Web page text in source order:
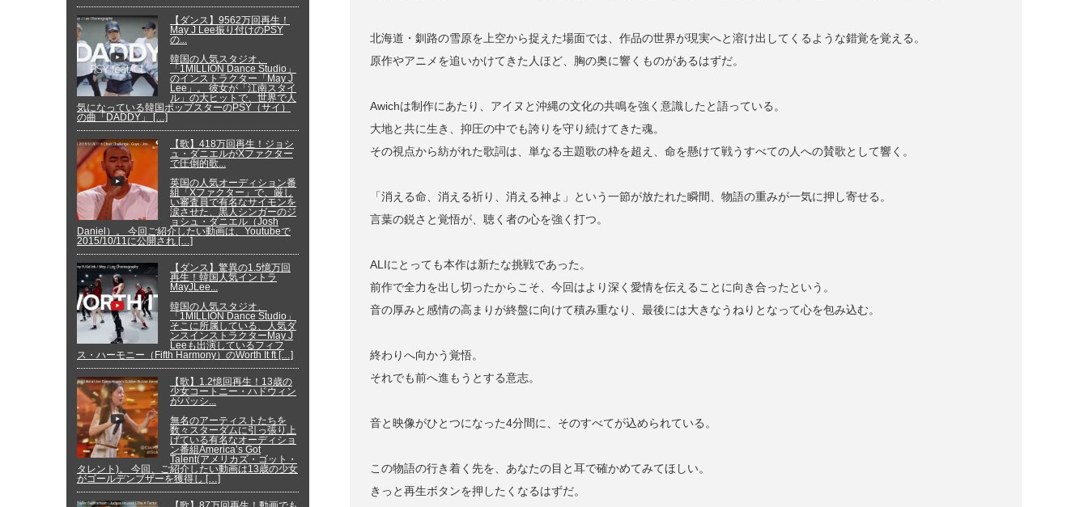
北海道・釧路の雪原を上空から捉えた場面では、作品の世界が現実へと溶け出してくるような錯覚を覚える。
原作やアニメを追いかけてきた人ほど、胸の奥に響くものがあるはずだ。
Awichは制作にあたり、アイヌと沖縄の文化の共鳴を強く意識したと語っている。
大地と共に生き、抑圧の中でも誇りを守り続けてきた魂。
その視点から紡がれた歌詞は、単なる主題歌の枠を超え、命を懸けて戦うすべての人への賛歌として響く。
「消える命、消える祈り、消える神よ」という一節が放たれた瞬間、物語の重みが一気に押し寄せる。
言葉の鋭さと覚悟が、聴く者の心を強く打つ。
ALIにとっても本作は新たな挑戦であった。
前作で全力を出し切ったからこそ、今回はより深く愛情を伝えることに向き合ったという。
音の厚みと感情の高まりが終盤に向けて積み重なり、最後には大きなうねりとなって心を包み込む。
終わりへ向かう覚悟。
それでも前へ進もうとする意志。
音と映像がひとつになった4分間に、そのすべてが込められている。
この物語の行き着く先を、あなたの目と耳で確かめてみてほしい。
きっと再生ボタンを押したくなるはずだ。
【ダンス】9562万回再生！
May J Lee振り付けのPSY
の...
韓国の人気スタジオ、
「1MILLION Dance Studio」
のインストラクター「May J
Lee」。 彼女が「江南スタイ
ル」の大ヒットで、世界で人
気になっている韓国ポップスターのPSY（サイ）
の曲「DADDY」 […]
【歌】418万回再生！ジョシ
ュ・ダニエルがXファクター
で圧倒的歌...
英国の人気オーディション番
組「Xファクター」で、厳し
い審査員で有名なサイモンを
涙させた、黒人シンガーのジ
ョシュ・ダニエル（Josh
Daniel）。 今回ご紹介したい動画は、Youtubeで
2015/10/11に公開され […]
【ダンス】驚異の1.5憶万回
再生！韓国人気イントラ
MayJLee...
韓国の人気スタジオ、
「1MILLION Dance Studio」
そこに所属している、人気ダ
ンスインストラクターMay J
Leeも出演しているフィフ
ス・ハーモニー（Fifth Harmony）のWorth It ft […]
【歌】1.2憶回再生！13歳の
少女コートニー・ハドウィン
がパッシ...
無名のアーティストたちを
数々スターダムに引っ張り上
げている有名なオーディショ
ン番組America’s Got
Talent(アメリカズ・ゴット・
タレント)。 今回、ご紹介したい動画は13歳の少女
がゴールデンブザーを獲得し […]